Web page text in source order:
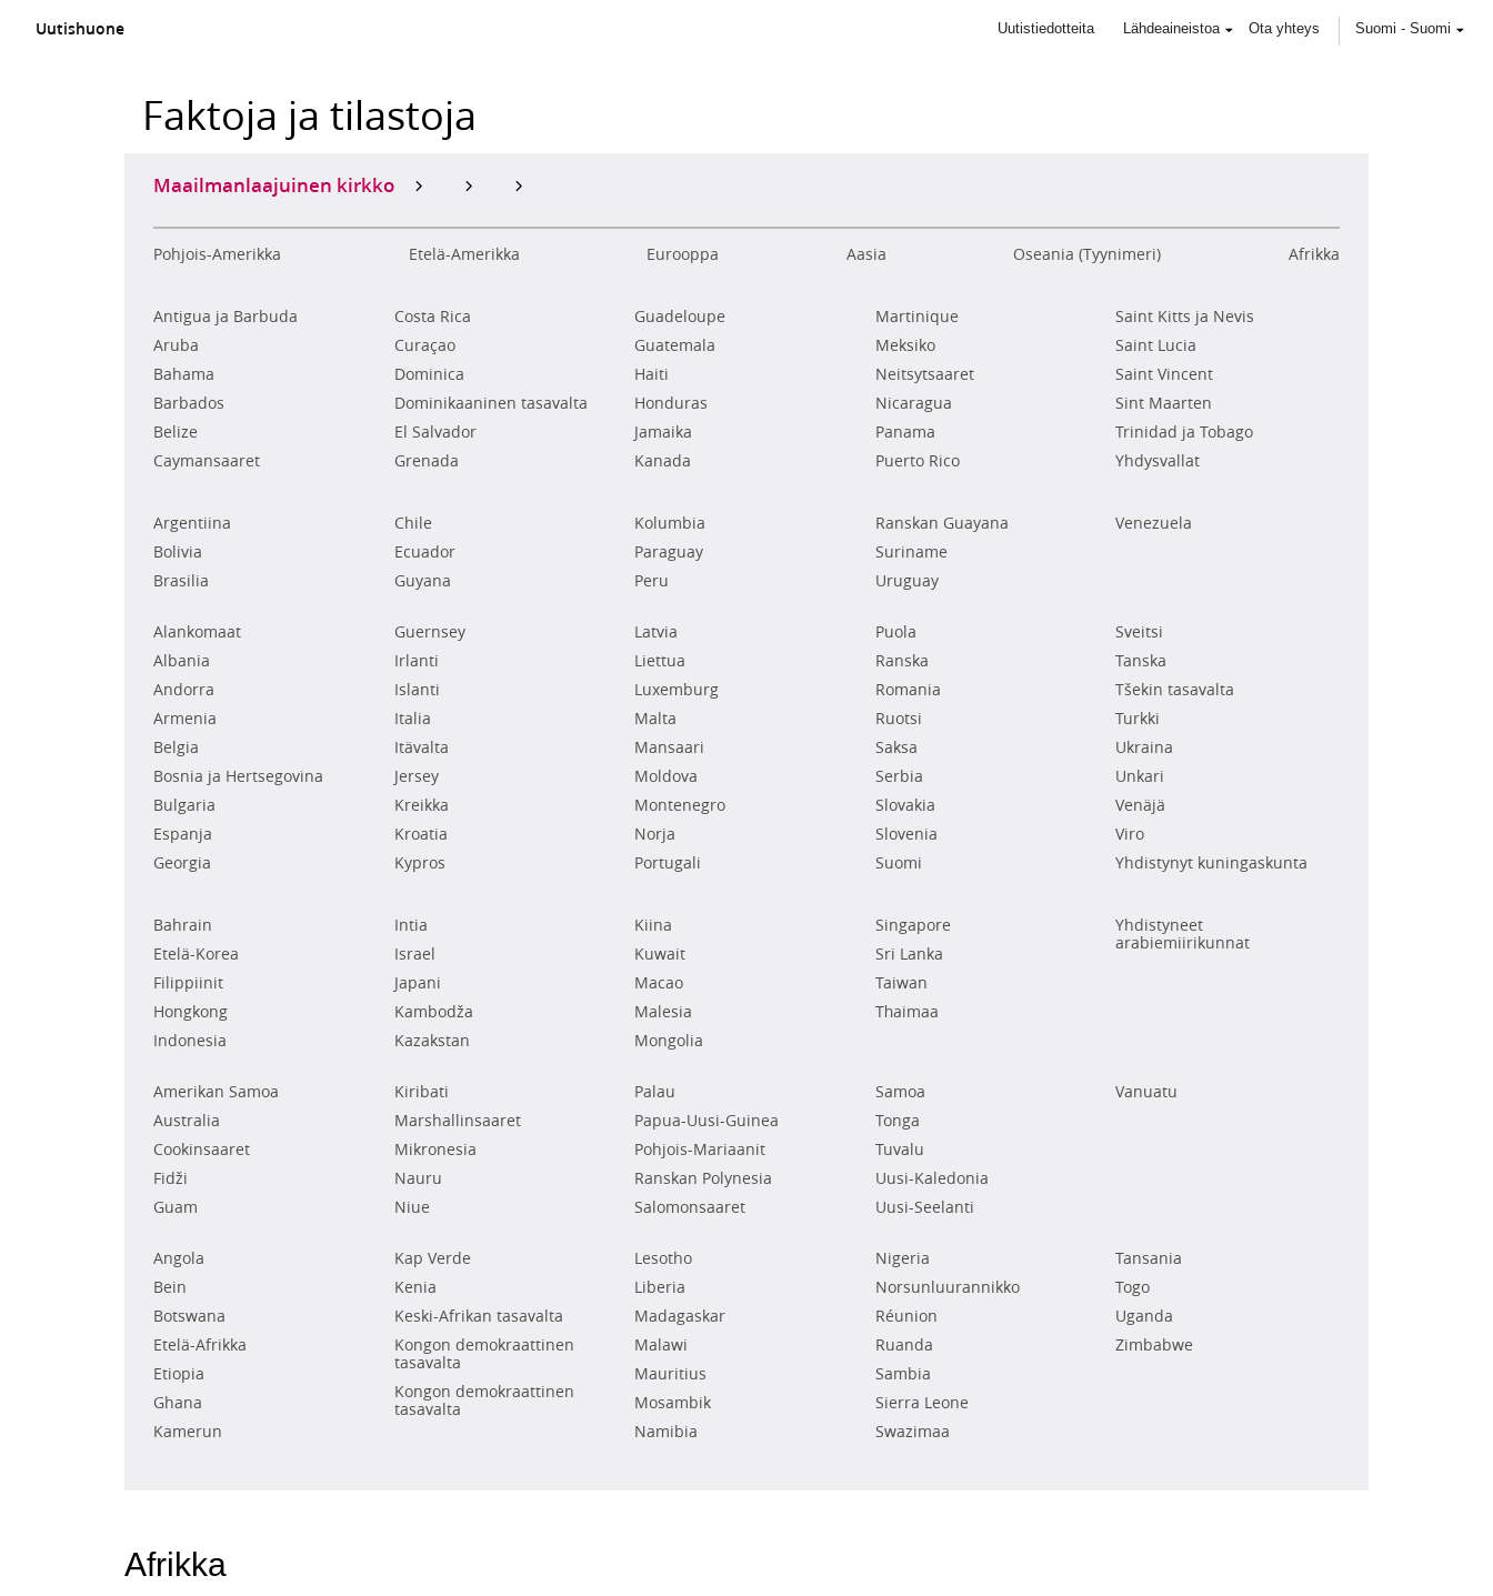
Uutishuone Uutistiedotteita Lähdeaineistoa Ota yhteys Suomi - Suomi
Faktoja ja tilastoja
Maailmanlaajuinen kirkko
Pohjois-Amerikka Etelä-Amerikka Eurooppa Aasia Oseania (Tyynimeri) Afrikka
Antigua ja Barbuda
Aruba
Bahama
Barbados
Belize
Caymansaaret
Costa Rica
Curaçao
Dominica
Dominikaaninen tasavalta
El Salvador
Grenada
Guadeloupe
Guatemala
Haiti
Honduras
Jamaika
Kanada
Martinique
Meksiko
Neitsytsaaret
Nicaragua
Panama
Puerto Rico
Saint Kitts ja Nevis
Saint Lucia
Saint Vincent
Sint Maarten
Trinidad ja Tobago
Yhdysvallat
Argentiina
Bolivia
Brasilia
Chile
Ecuador
Guyana
Kolumbia
Paraguay
Peru
Ranskan Guayana
Suriname
Uruguay
Venezuela
Alankomaat
Albania
Andorra
Armenia
Belgia
Bosnia ja Hertsegovina
Bulgaria
Espanja
Georgia
Guernsey
Irlanti
Islanti
Italia
Itävalta
Jersey
Kreikka
Kroatia
Kypros
Latvia
Liettua
Luxemburg
Malta
Mansaari
Moldova
Montenegro
Norja
Portugali
Puola
Ranska
Romania
Ruotsi
Saksa
Serbia
Slovakia
Slovenia
Suomi
Sveitsi
Tanska
Tšekin tasavalta
Turkki
Ukraina
Unkari
Venäjä
Viro
Yhdistynyt kuningaskunta
Bahrain
Etelä-Korea
Filippiinit
Hongkong
Indonesia
Intia
Israel
Japani
Kambodža
Kazakstan
Kiina
Kuwait
Macao
Malesia
Mongolia
Singapore
Sri Lanka
Taiwan
Thaimaa
Yhdistyneet
arabiemiirikunnat
Amerikan Samoa
Australia
Cookinsaaret
Fidži
Guam
Kiribati
Marshallinsaaret
Mikronesia
Nauru
Niue
Palau
Papua-Uusi-Guinea
Pohjois-Mariaanit
Ranskan Polynesia
Salomonsaaret
Samoa
Tonga
Tuvalu
Uusi-Kaledonia
Uusi-Seelanti
Vanuatu
Angola
Bein
Botswana
Etelä-Afrikka
Etiopia
Ghana
Kamerun
Kap Verde
Kenia
Keski-Afrikan tasavalta
Kongon demokraattinen
tasavalta
Kongon demokraattinen
tasavalta
Lesotho
Liberia
Madagaskar
Malawi
Mauritius
Mosambik
Namibia
Nigeria
Norsunluurannikko
Réunion
Ruanda
Sambia
Sierra Leone
Swazimaa
Tansania
Togo
Uganda
Zimbabwe
Afrikka